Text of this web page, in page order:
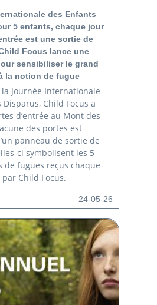
des Enfants
5 enfants, chaque jour
est une sortie de
Focus lance une
sensibiliser le grand
la notion de fugue
la Journée Internationale
Child Focus a
d’entrée au Mont des
des portes est
panneau de sortie de
ci symbolisent les 5
de fugues reçus chaque
Child Focus.
24-05-26